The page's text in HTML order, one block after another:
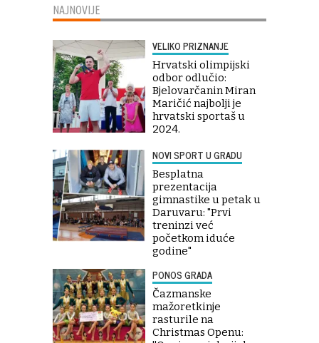
NAJNOVIJE
VELIKO PRIZNANJE
Hrvatski olimpijski
odbor odlučio:
Bjelovarčanin Miran
Maričić najbolji je
hrvatski sportaš u
2024.
NOVI SPORT U GRADU
Besplatna
prezentacija
gimnastike u petak u
Daruvaru: "Prvi
treninzi već
početkom iduće
godine"
PONOS GRADA
Čazmanske
mažoretkinje
rasturile na
Christmas Openu: